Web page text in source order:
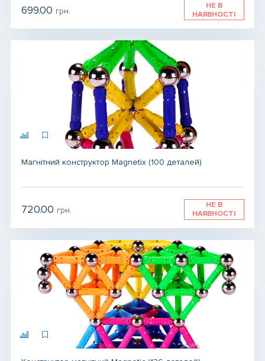
699.00 грн.
НЕ В
НАЯВНОСТІ
Магнітний конструктор Magnetix (100 деталей)
720.00 грн.
НЕ В
НАЯВНОСТІ